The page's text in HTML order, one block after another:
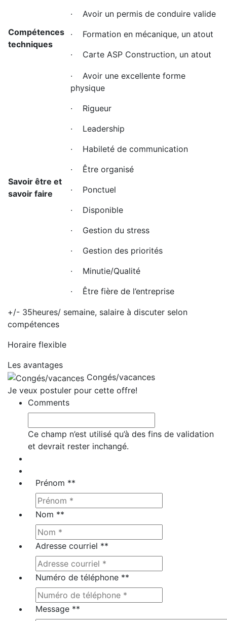
Compétences
techniques
· Avoir un permis de conduire valide
· Formation en mécanique, un atout
· Carte ASP Construction, un atout
Savoir être et
savoir faire
· Avoir une excellente forme
physique
· Rigueur
· Leadership
· Habileté de communication
· Être organisé
· Ponctuel
· Disponible
· Gestion du stress
· Gestion des priorités
· Minutie/Qualité
· Être fière de l’entreprise
+/- 35heures/ semaine, salaire à discuter selon
compétences
Horaire flexible
Les avantages
Congés/vacances
Je veux postuler pour cette offre!
Comments
Ce champ n’est utilisé qu’à des fins de validation
et devrait rester inchangé.
Prénom **
Nom **
Adresse courriel **
Numéro de téléphone **
Message **